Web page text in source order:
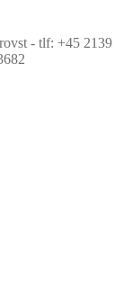
- tlf: +45 2139